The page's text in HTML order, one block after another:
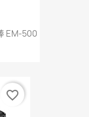
EM-500
favorite_border